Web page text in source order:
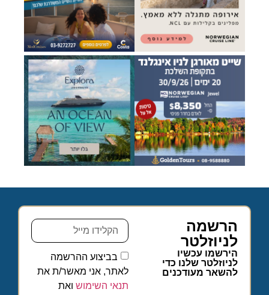
הרשמה
לניוזלטר
הירשמו עכשיו
לניוזלטר שלנו כדי
להשאר מעודכנים
בביצוע ההרשמה
לאתר, אני מאשר/ת את
תנאי השימוש ואת